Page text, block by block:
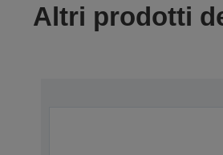
Altri prodotti